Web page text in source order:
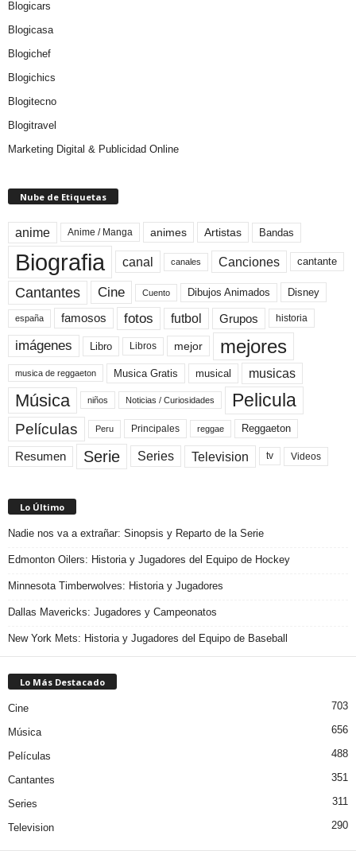
Blogicars
Blogicasa
Blogichef
Blogichics
Blogitecno
Blogitravel
Marketing Digital & Publicidad Online
Nube de Etiquetas
anime Anime / Manga animes Artistas Bandas
Biografia canal canales Canciones cantante
Cantantes Cine Cuento Dibujos Animados Disney
españa famosos fotos futbol Grupos historia
imágenes Libro Libros mejor mejores
musica de reggaeton Musica Gratis musical musicas
Música niños Noticias / Curiosidades Pelicula
Películas Peru Principales reggae Reggaeton
Resumen Serie Series Television tv Videos
Lo Último
Nadie nos va a extrañar: Sinopsis y Reparto de la Serie
Edmonton Oilers: Historia y Jugadores del Equipo de Hockey
Minnesota Timberwolves: Historia y Jugadores
Dallas Mavericks: Jugadores y Campeonatos
New York Mets: Historia y Jugadores del Equipo de Baseball
Lo Más Destacado
Cine 703
Música 656
Películas 488
Cantantes 351
Series 311
Television 290